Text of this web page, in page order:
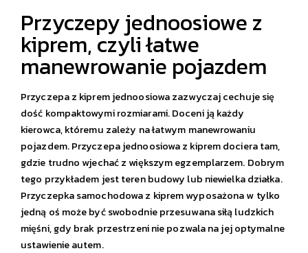
Przyczepy jednoosiowe z
kiprem, czyli łatwe
manewrowanie pojazdem
Przyczepa z kiprem jednoosiowa zazwyczaj cechuje się
dość kompaktowymi rozmiarami. Doceni ją każdy
kierowca, któremu zależy na łatwym manewrowaniu
pojazdem. Przyczepa jednoosiowa z kiprem dociera tam,
gdzie trudno wjechać z większym egzemplarzem. Dobrym
tego przykładem jest teren budowy lub niewielka działka.
Przyczepka samochodowa z kiprem wyposażona w tylko
jedną oś może być swobodnie przesuwana siłą ludzkich
mięśni, gdy brak przestrzeni nie pozwala na jej optymalne
ustawienie autem.